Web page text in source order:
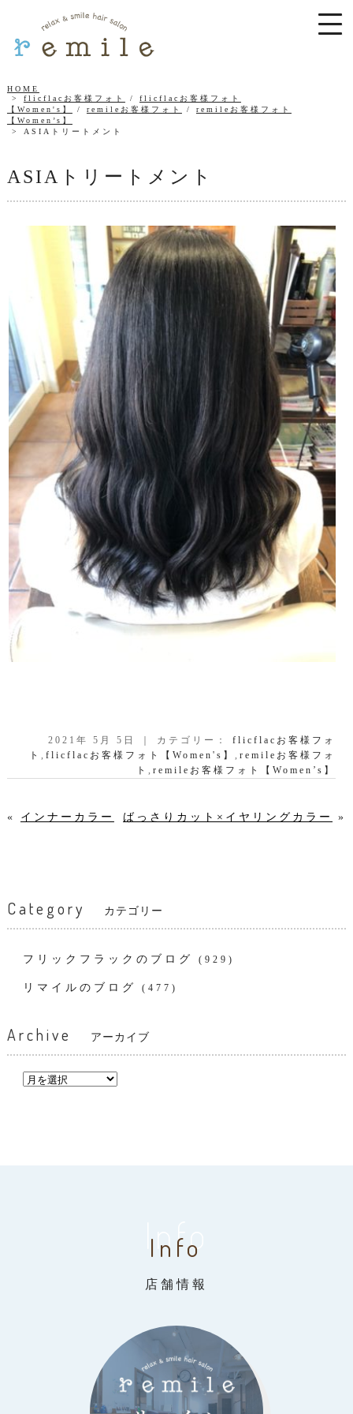
HOME
flicflacお客様フォト
/ flicflacお客様フォト
【Women's】
/ remileお客様フォト / remileお客様フォト
【Women’s】
ASIAトリートメント
ASIAトリートメント
2021年 5月 5日 ｜ カテゴリー：flicflacお客様フォ
ト,flicflacお客様フォト【Women's】,remileお客様フォ
ト,remileお客様フォト【Women’s】
« インナーカラー ばっさりカット×イヤリングカラー »
Category カテゴリー
フリックフラックのブログ (929)
リマイルのブログ (477)
Archive アーカイブ
Info
Info
店舗情報